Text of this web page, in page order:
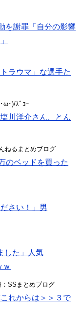
を謝罪「自分の影響
ラウマ」な選手た
ω･)/ｽﾞｺｰ
川洋介さん、とん
ねるまとめブログ
のベッドを買った
さい！」男
した」人気
ｗ
SSまとめブログ
れからは＞＞３で